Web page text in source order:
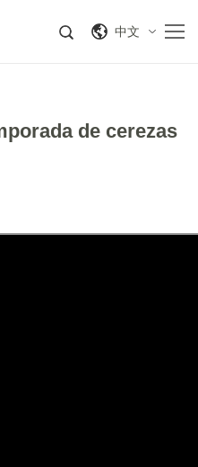
中文
de cerezas